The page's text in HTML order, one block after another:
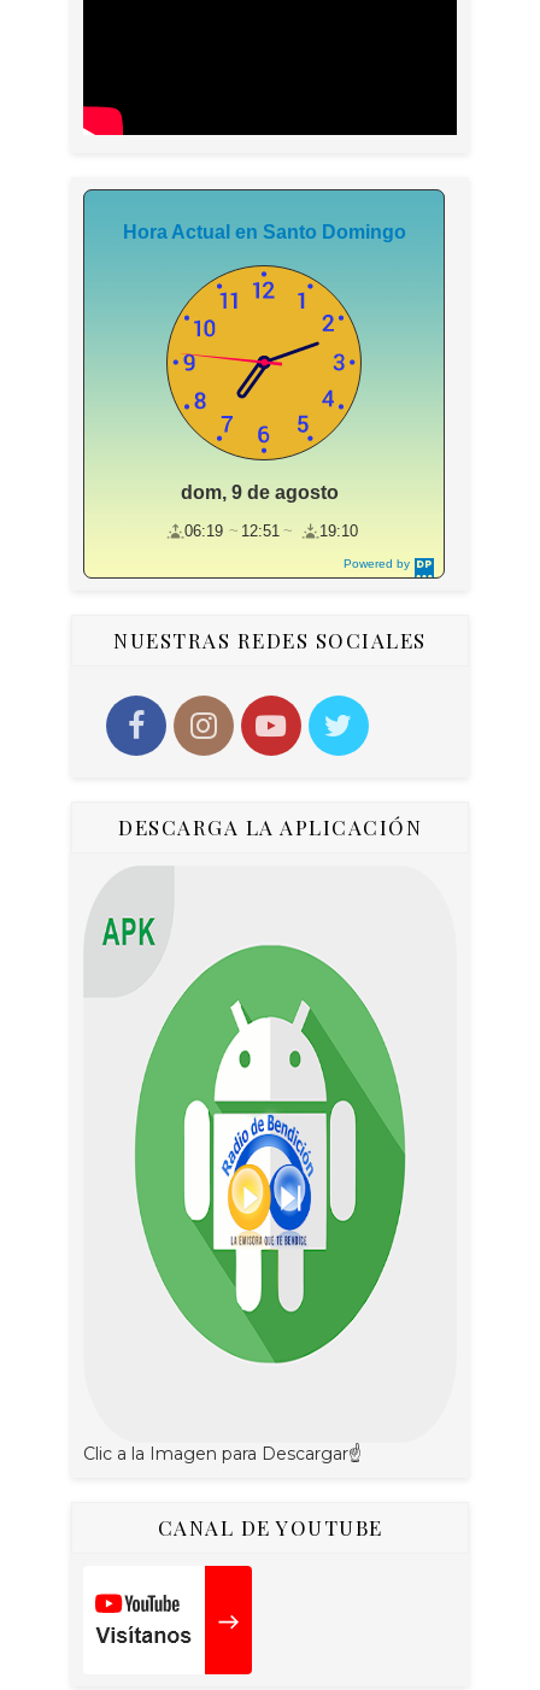
Powered by
DaysPedia.c
Hora Actual en Santo Domingo
dom, 9 de agosto
06:19 12:51 19:10
NUESTRAS REDES SOCIALES
DESCARGA LA APLICACIÓN
Clic a la Imagen para Descargar☝
CANAL DE YOUTUBE